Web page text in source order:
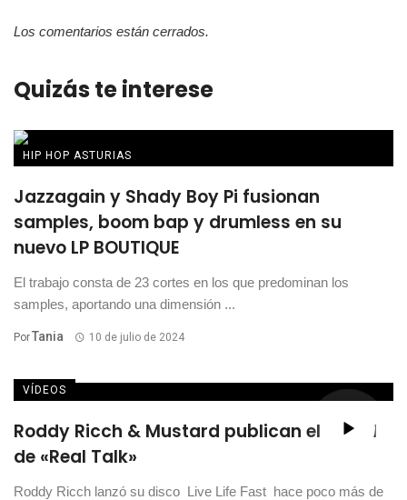
Los comentarios están cerrados.
Quizás te interese
HIP HOP ASTURIAS
Jazzagain y Shady Boy Pi fusionan
samples, boom bap y drumless en su
nuevo LP BOUTIQUE
El trabajo consta de 23 cortes en los que predominan los
samples, aportando una dimensión ...
PorTania 10 de julio de 2024
VÍDEOS
Roddy Ricch & Mustard publican el visual
de «Real Talk»
Roddy Ricch lanzó su disco Live Life Fast hace poco más de